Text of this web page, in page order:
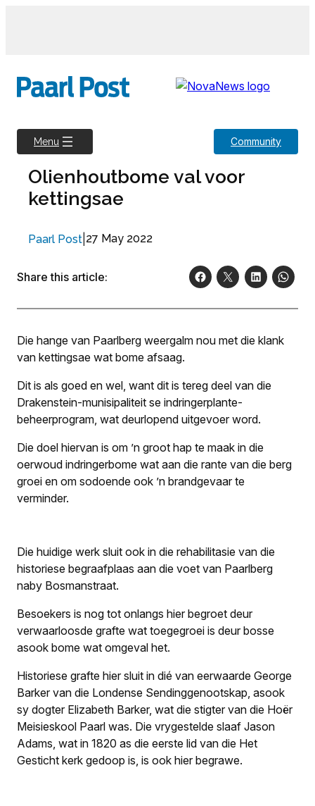
Menu Community
Olienhoutbome val voor
kettingsae
Paarl Post 27 May 2022
Share this article:
Die hange van Paarlberg weergalm nou met die klank
van kettingsae wat bome afsaag.
Dit is als goed en wel, want dit is tereg deel van die
Drakenstein-munisipaliteit se indringerplante-
beheerprogram, wat deurlopend uitgevoer word.
Die doel hiervan is om ’n groot hap te maak in die
oerwoud indringerbome wat aan die rante van die berg
groei en om sodoende ook ’n brandgevaar te
verminder.
Die huidige werk sluit ook in die rehabilitasie van die
historiese begraafplaas aan die voet van Paarlberg
naby Bosmanstraat.
Besoekers is nog tot onlangs hier begroet deur
verwaarloosde grafte wat toegegroei is deur bosse
asook bome wat omgeval het.
Historiese grafte hier sluit in dié van eerwaarde George
Barker van die Londense Sendinggenootskap, asook
sy dogter Elizabeth Barker, wat die stigter van die Hoër
Meisieskool Paarl was. Die vrygestelde slaaf Jason
Adams, wat in 1820 as die eerste lid van die Het
Gesticht kerk gedoop is, is ook hier begrawe.